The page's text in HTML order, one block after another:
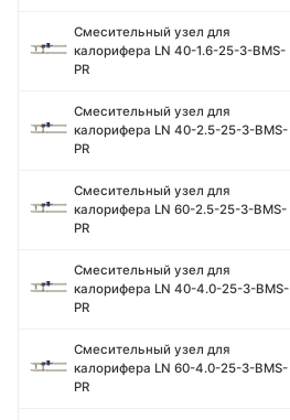
Смесительный узел для
калорифера LN 40-1.6-25-3-BMS-
PR
Смесительный узел для
калорифера LN 40-2.5-25-3-BMS-
PR
Смесительный узел для
калорифера LN 60-2.5-25-3-BMS-
PR
Смесительный узел для
калорифера LN 40-4.0-25-3-BMS-
PR
Смесительный узел для
калорифера LN 60-4.0-25-3-BMS-
PR